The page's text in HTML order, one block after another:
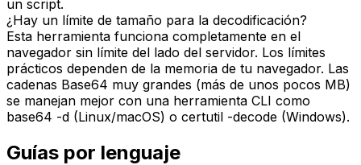
un script.
¿Hay un límite de tamaño para la decodificación?
Esta herramienta funciona completamente en el
navegador sin límite del lado del servidor. Los límites
prácticos dependen de la memoria de tu navegador. Las
cadenas Base64 muy grandes (más de unos pocos MB)
se manejan mejor con una herramienta CLI como
base64 -d (Linux/macOS) o certutil -decode (Windows).
Guías por lenguaje